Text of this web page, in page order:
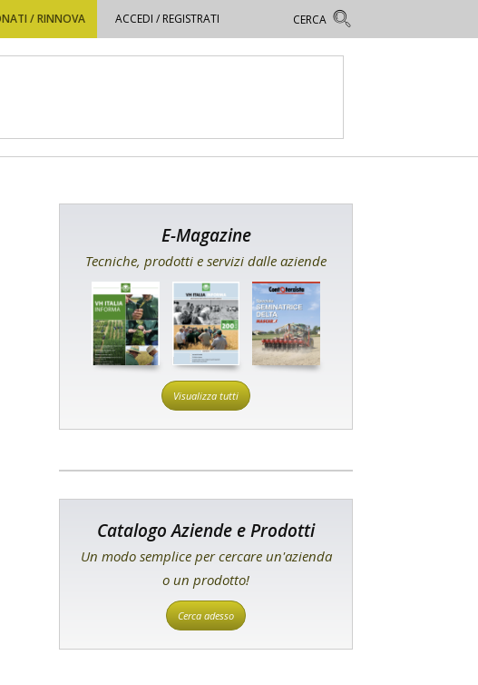
/ RINNOVA ACCEDI / REGISTRATI
E-Magazine
Tecniche, prodotti e servizi dalle aziende
Visualizza tutti
Catalogo Aziende e Prodotti
Un modo semplice per cercare un'azienda
o un prodotto!
Cerca adesso